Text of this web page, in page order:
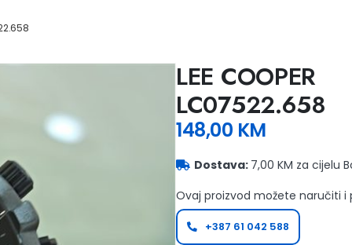
LEE COOPER
LC07522.658
148,00 KM
Dostava: 7,00 KM za cijelu
Ovaj proizvod možete naručiti
+387 61 042 588